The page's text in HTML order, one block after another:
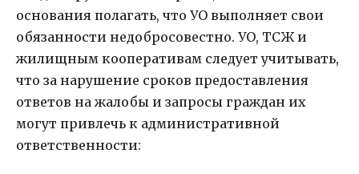
основания полагать, что УО выполняет свои
обязанности недобросовестно. УО, ТСЖ и
жилищным кооперативам следует учитывать,
что за нарушение сроков предоставления
ответов на жалобы и запросы граждан их
могут привлечь к административной
ответственности: